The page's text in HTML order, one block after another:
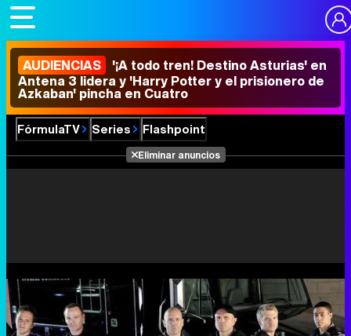
AUDIENCIAS '¡A todo tren! Destino Asturias' en
Antena 3 lidera y 'Harry Potter y el prisionero de
Azkaban' pincha en Cuatro
FórmulaTV Series Flashpoint
Eliminar anuncios